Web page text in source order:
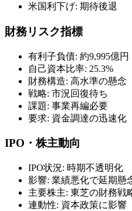
米国利下げ: 期待後退
財務リスク指標
有利子負債: 約9,995億円
自己資本比率: 25.3%
財務構造: 高水準の懸念
戦略: 市況回復待ち
課題: 事業再編必要
要求: 資金調達の迅速化
IPO・株主動向
IPO状況: 時期不透明化
影響: 業績悪化で延期懸
主要株主: 東芝の財務戦
連動性: 資本政策に影響